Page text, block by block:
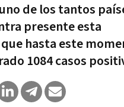
de los tantos
presente esta
hasta este
1084 casos